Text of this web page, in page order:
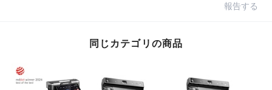
報告する
同じカテゴリの商品